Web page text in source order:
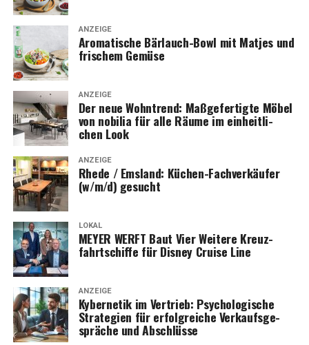
ANZEIGE
Aro­ma­ti­sche Bär­lauch-Bowl mit Mat­jes und
fri­schem Gemüse
ANZEIGE
Der neue Wohn­trend: Maß­ge­fer­tig­te Möbel
von nobi­lia für alle Räu­me im ein­heit­li­
chen Look
ANZEIGE
Rhe­de / Ems­land: Küchen-Fach­ver­käu­fer
(w/m/d) gesucht
LOKAL
MEYER WERFT Baut Vier Wei­te­re Kreuz­
fahrt­schif­fe für Dis­ney Crui­se Line
ANZEIGE
Kyber­ne­tik im Ver­trieb: Psy­cho­lo­gi­sche
Stra­te­gien für erfolg­rei­che Ver­kaufs­ge­
sprä­che und Abschlüsse